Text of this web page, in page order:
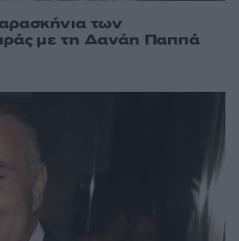
των
με τη Δανάη Παππά